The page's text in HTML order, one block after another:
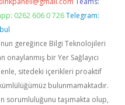
0262 606 0 726 Telegram:
gereğince Bilgi Teknolojileri
onaylanmış bir Yer Sağlayıcı
sitedeki içerikleri proaktif
bulunmamaktadır.
sorumluluğunu taşımakta olup,